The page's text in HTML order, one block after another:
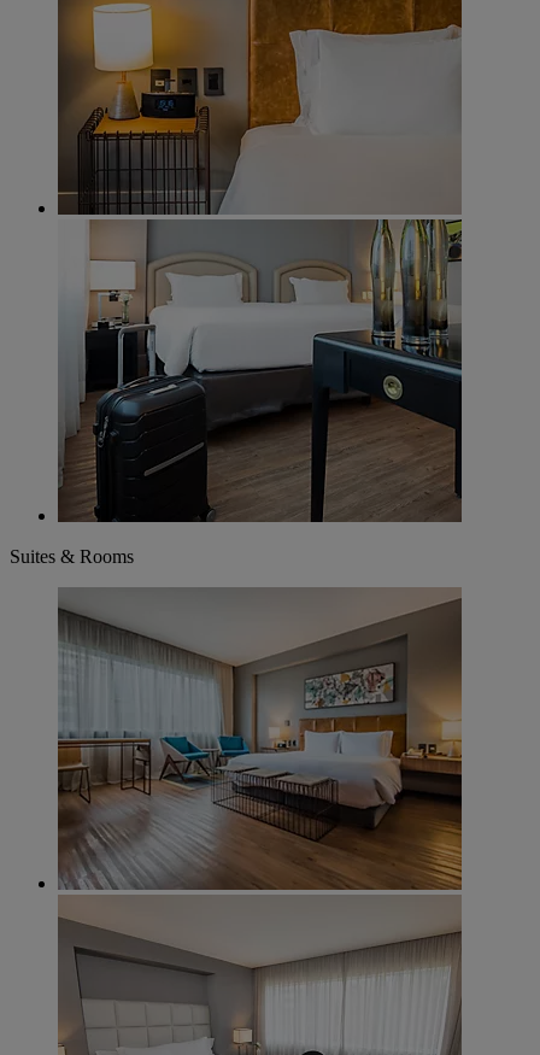
Suites & Rooms